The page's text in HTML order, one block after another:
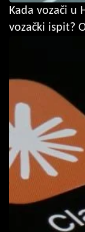
Kada vozači u
vozački ispit?